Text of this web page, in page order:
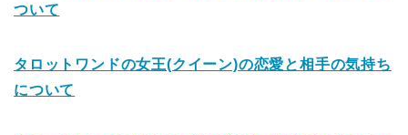
ついて
タロットワンドの女王(クイーン)の恋愛と相手の気持ち
について